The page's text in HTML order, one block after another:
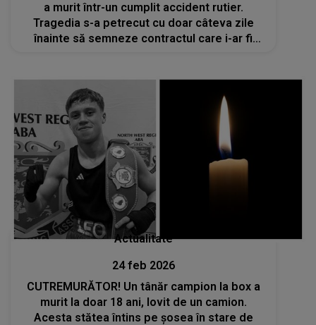
a murit într-un cumplit accident rutier.
Tragedia s-a petrecut cu doar câteva zile
înainte să semneze contractul care i-ar fi
Actualitate
24 feb 2026
CUTREMURĂTOR! Un tânăr campion la box a
murit la doar 18 ani, lovit de un camion.
Acesta stătea întins pe șosea în stare de